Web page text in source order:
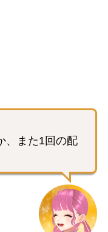
、また1回の配